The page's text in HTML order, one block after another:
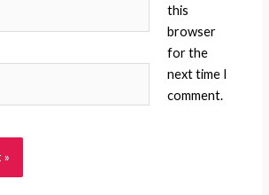
this
browser
for the
next time I
comment.